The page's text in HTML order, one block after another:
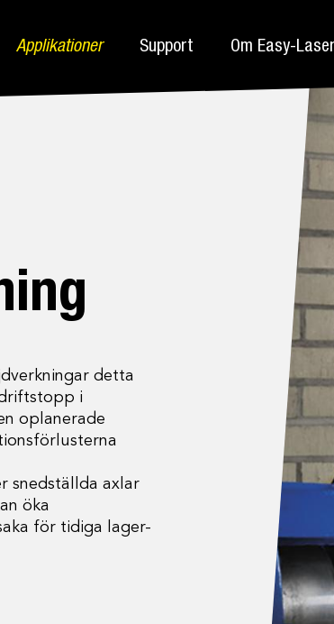
Applikationer Support Om Easy-Laser
detta
i
oplanerade
snedställda axlar
öka
för tidiga lager-